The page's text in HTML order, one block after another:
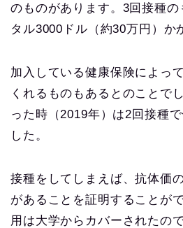
のものがあります。3回接種
タル3000ドル（約30万円）か
加入している健康保険によっ
くれるものもあるとのことで
った時（2019年）は2回接種
した。
接種をしてしまえば、抗体価
があることを証明することが
用は大学からカバーされたの